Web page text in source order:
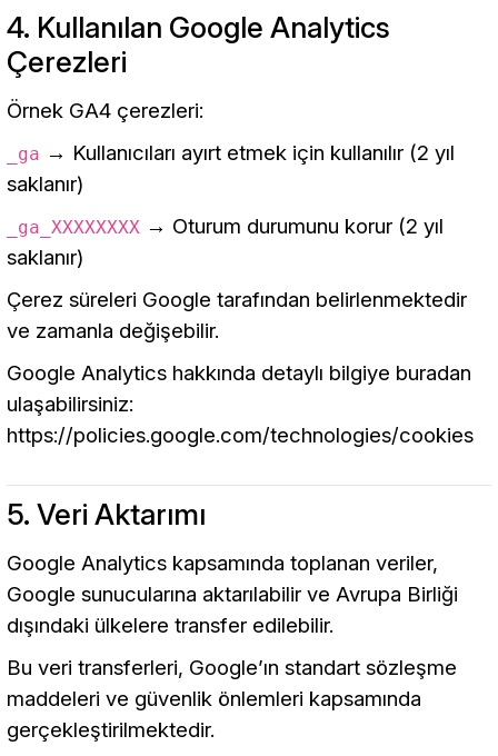
4. Kullanılan Google Analytics
Çerezleri
Örnek GA4 çerezleri:
_ga → Kullanıcıları ayırt etmek için kullanılır (2 yıl
saklanır)
_ga_XXXXXXXX → Oturum durumunu korur (2 yıl
saklanır)
Çerez süreleri Google tarafından belirlenmektedir
ve zamanla değişebilir.
Google Analytics hakkında detaylı bilgiye buradan
ulaşabilirsiniz:
https://policies.google.com/technologies/cookies
5. Veri Aktarımı
Google Analytics kapsamında toplanan veriler,
Google sunucularına aktarılabilir ve Avrupa Birliği
dışındaki ülkelere transfer edilebilir.
Bu veri transferleri, Google’ın standart sözleşme
maddeleri ve güvenlik önlemleri kapsamında
gerçekleştirilmektedir.